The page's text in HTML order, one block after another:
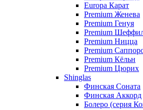
Europa Карат
Premium Женева
Premium Генуя
Premium
Premium Ницца
Premium
Premium Кёльн
Premium Цюрих
Shinglas
Финская Соната
Финская Аккорд
Болеро (серия